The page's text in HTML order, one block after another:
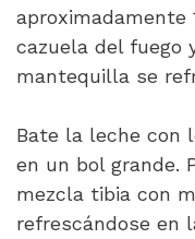
aproximadamente
cazuela del fuego
mantequilla se
Bate la leche con
en un bol grande.
mezcla tibia con
refrescándose en